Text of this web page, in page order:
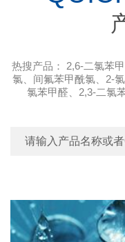
热搜产品： 2,6-二氯苯
氯、 间氟苯甲酰氯、 2-
氯苯甲醛
2,3-二氯